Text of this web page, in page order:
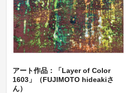
アート作品：「Layer of Color
1603」（FUJIMOTO hideakiさ
ん）